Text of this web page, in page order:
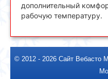
дополнительный
рабочую температуру.
© 2012 - 2026 Сайт Вебасто